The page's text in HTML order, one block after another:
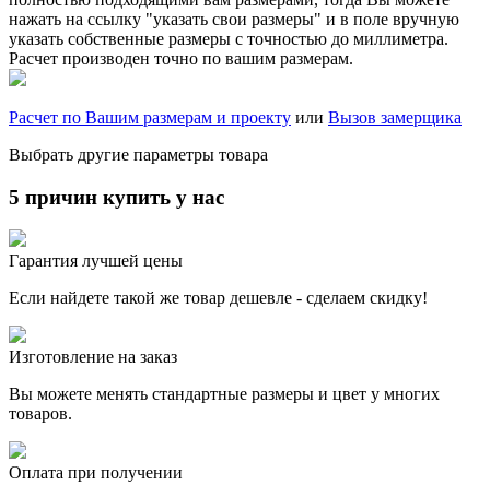
нажать на ссылку "указать свои размеры" и в поле вручную
указать собственные размеры с точностью до миллиметра.
Расчет производен точно по вашим размерам.
Расчет по Вашим размерам и проекту или Вызов замерщика
Выбрать другие параметры товара
5 причин купить у нас
Гарантия лучшей цены
Если найдете такой же товар дешевле - сделаем скидку!
Изготовление на заказ
Вы можете менять стандартные размеры и цвет у многих
товаров.
Оплата при получении